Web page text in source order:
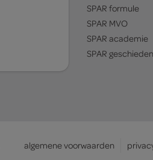
SPAR formule
SPAR MVO
SPAR academie
SPAR
algemene voorwaarden